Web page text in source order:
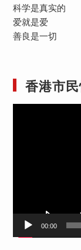
科学是真实的
爱就是爱
善良是一切
香港市
00:00